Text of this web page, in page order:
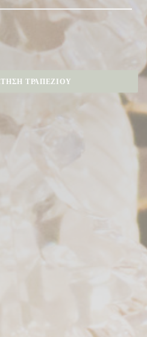
ΤΡΑΠΕΖΙΟΎ